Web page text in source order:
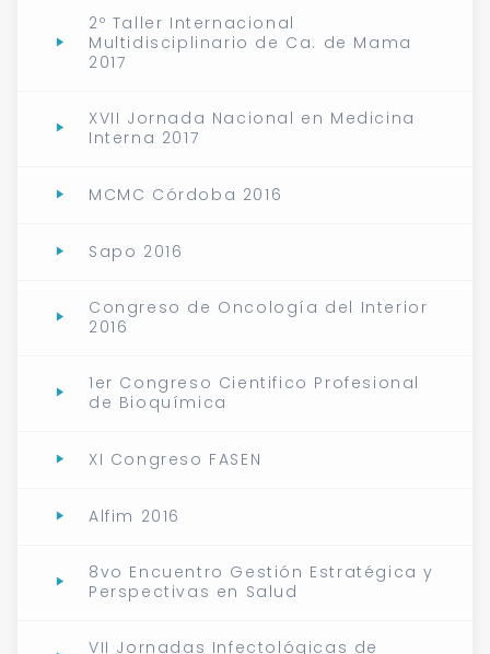
2º Taller Internacional
Multidisciplinario de Ca. de Mama
2017
XVII Jornada Nacional en Medicina
Interna 2017
MCMC Córdoba 2016
Sapo 2016
Congreso de Oncología del Interior
2016
1er Congreso Cientifico Profesional
de Bioquímica
XI Congreso FASEN
Alfim 2016
8vo Encuentro Gestión Estratégica y
Perspectivas en Salud
VII Jornadas Infectológicas de